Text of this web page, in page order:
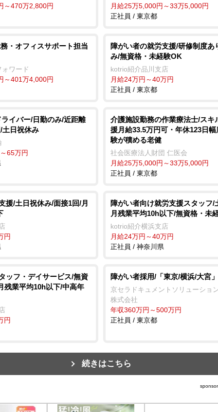
～470万2,800円
月給25万5,000円～33万5,000円
正社員 / 東京都
・オフィスサポート担当
ワード
～401万4,000円
障がい者の就労支援/研修制度あ
み/無資格・未経験OK
kotrio紹介品川支店
月給24万円～40万円
正社員 / 東京都
イバー/日勤のみ/近距離
土日祝休み
65万円
介護施設勤務の作業療法士/スキ
援月給33.5万円可・年休123日
験が積める老健
社会医療法人財団 仁医会
月給25万5,000円～33万5,000円
正社員 / 東京都
援/土日祝休み/面接1回/月
円
障がい者向け就労支援スタッフ/
月残業平均10h以下/無資格・未
kotrio紹介横浜支店
月給24万円～40万円
正社員 / 神奈川県
ッフ・デイサービス/無資
残業平均10h以下/中高年
円
障がい者採用/「東京/横浜/大宮
京セラドキュメントソリューショ
株式会社
年収360万円～500万円
正社員 / 東京都
続きはこちら